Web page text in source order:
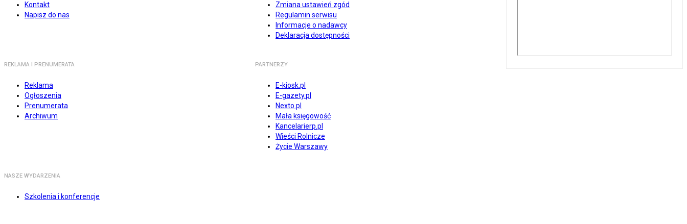
Kontakt
Napisz do nas
Zmiana ustawień zgód
Regulamin serwisu
Informacje o nadawcy
Deklaracja dostępności
REKLAMA I PRENUMERATA
Reklama
Ogłoszenia
Prenumerata
Archiwum
PARTNERZY
E-kiosk.pl
E-gazety.pl
Nexto.pl
Mała księgowość
Kancelarierp.pl
Wieści Rolnicze
Życie Warszawy
NASZE WYDARZENIA
Szkolenia i konferencje